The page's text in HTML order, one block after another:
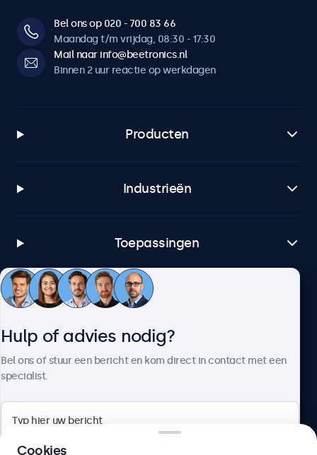
Bel ons op 020 - 700 83 66
Maandag t/m vrijdag, 08:30 - 17:30
Mail naar info@beetronics.nl
Binnen 2 uur reactie op werkdagen
Producten
Industrieën
Toepassingen
Klantenservice
Hulp of advies nodig?
Bel ons of stuur een bericht en kom direct in contact met een
specialist.
Cookies